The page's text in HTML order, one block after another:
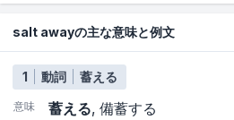
salt awayの主な意味と例文
1 動詞 蓄える
意味 蓄える 備蓄する